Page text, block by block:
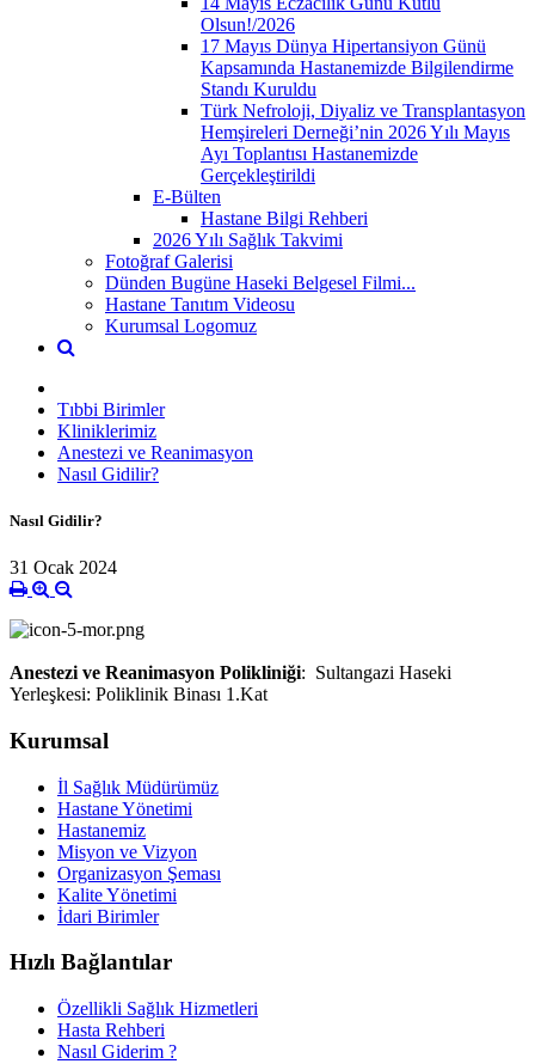
Olsun!/2026
17 Mayıs Dünya Hipertansiyon Günü
Kapsamında Hastanemizde Bilgilendirme
Standı Kuruldu
Türk Nefroloji, Diyaliz ve Transplantasyon
Hemşireleri Derneği’nin 2026 Yılı Mayıs
Ayı Toplantısı Hastanemizde
Gerçekleştirildi
E-Bülten
Hastane Bilgi Rehberi
2026 Yılı Sağlık Takvimi
Fotoğraf Galerisi
Dünden Bugüne Haseki Belgesel Filmi...
Hastane Tanıtım Videosu
Kurumsal Logomuz
Tıbbi Birimler
Kliniklerimiz
Anestezi ve Reanimasyon
Nasıl Gidilir?
Nasıl Gidilir?
31 Ocak 2024
Anestezi ve Reanimasyon Polikliniği: Sultangazi Haseki
Yerleşkesi: Poliklinik Binası 1.Kat
Kurumsal
İl Sağlık Müdürümüz
Hastane Yönetimi
Hastanemiz
Misyon ve Vizyon
Organizasyon Şeması
Kalite Yönetimi
İdari Birimler
Hızlı Bağlantılar
Özellikli Sağlık Hizmetleri
Hasta Rehberi
Nasıl Giderim ?